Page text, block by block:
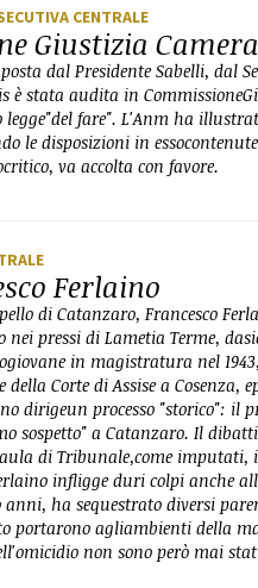
CENTRALE
Giustizia Camera
dal Presidente Sabelli, dal
è stata audita in
legge"del fare". L'Anm ha
le disposizioni in
va accolta con favore.
Ferlaino
di Catanzaro, Francesco
nei pressi di Lametia Terme,
in magistratura nel
Corte di Assise a Cosenza,
dirigeun processo "storico": il
sospetto" a Catanzaro. Il
di Tribunale,come imputati,
infligge duri colpi anche
anni, ha sequestrato diversi
portarono agliambienti della
non sono però mai